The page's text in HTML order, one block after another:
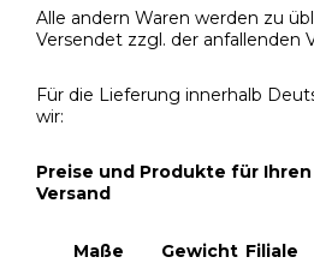
Alle andern Waren werden zu
Versendet zzgl. der anfallenden
Für die Lieferung innerhalb
wir:
Preise und Produkte für
Versand
Maße Gewicht Filiale